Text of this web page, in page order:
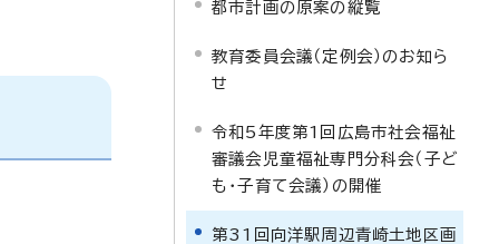
都市計画の原案の縦覧
教育委員会議（定例会）のお知ら
せ
令和5年度第1回広島市社会福祉
審議会児童福祉専門分科会（子ど
も・子育て会議）の開催
第31回向洋駅周辺青崎土地区画